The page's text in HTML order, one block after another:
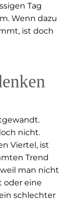
Tag
Wenn dazu
ist doch
nicht.
Viertel, ist
Trend
man nicht
oder eine
schlechter